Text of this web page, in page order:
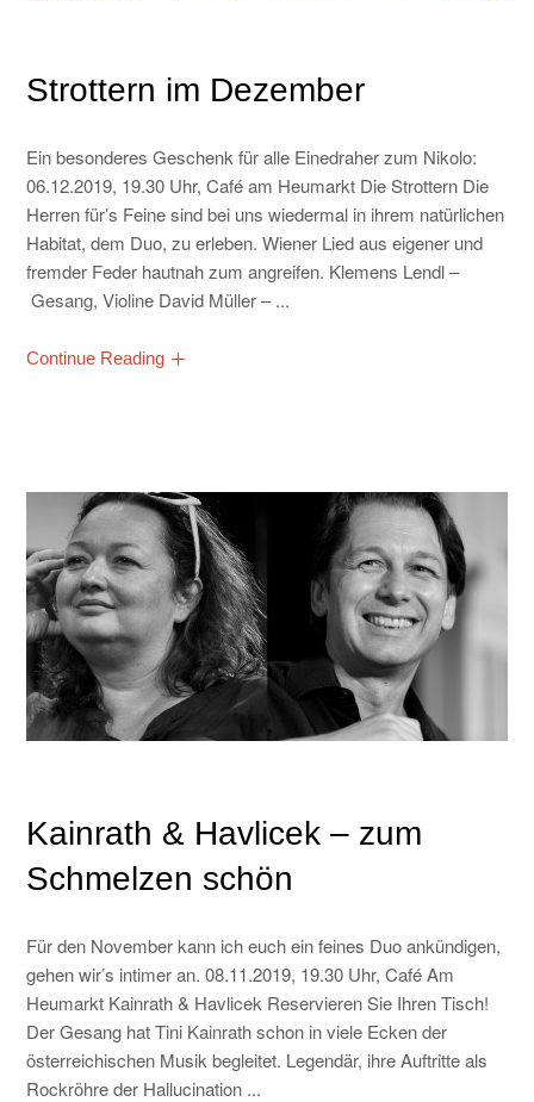
Strottern im Dezember
Ein besonderes Geschenk für alle Einedraher zum Nikolo:
06.12.2019, 19.30 Uhr, Café am Heumarkt Die Strottern Die
Herren für’s Feine sind bei uns wiedermal in ihrem natürlichen
Habitat, dem Duo, zu erleben. Wiener Lied aus eigener und
fremder Feder hautnah zum angreifen. Klemens Lendl –
Gesang, Violine David Müller – ...
Continue Reading
Kainrath & Havlicek – zum
Schmelzen schön
Für den November kann ich euch ein feines Duo ankündigen,
gehen wir’s intimer an. 08.11.2019, 19.30 Uhr, Café Am
Heumarkt Kainrath & Havlicek Reservieren Sie Ihren Tisch!
Der Gesang hat Tini Kainrath schon in viele Ecken der
österreichischen Musik begleitet. Legendär, ihre Auftritte als
Rockröhre der Hallucination ...